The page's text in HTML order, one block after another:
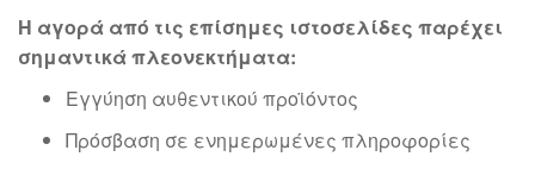
Η αγορά από τις επίσημες ιστοσελίδες παρέχει
σημαντικά πλεονεκτήματα:
Εγγύηση αυθεντικού προϊόντος
Πρόσβαση σε ενημερωμένες πληροφορίες